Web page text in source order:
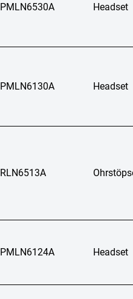
PMLN6530A Headset
PMLN6130A Headset
RLN6513A
PMLN6124A Headset